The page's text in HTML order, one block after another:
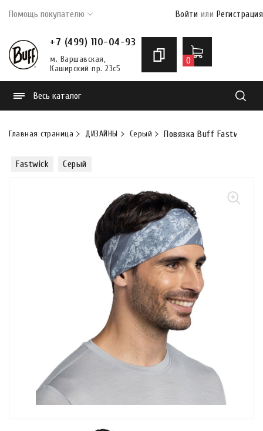
Помощь покупателю Войти или Регистрация
+7 (499) 110-04-93
м. Варшавская,
Каширский пр. 23с5
0
Весь каталог
Главная страница ДИЗАЙНЫ Серый Повязка Buff Fastwick
Fastwick Серый